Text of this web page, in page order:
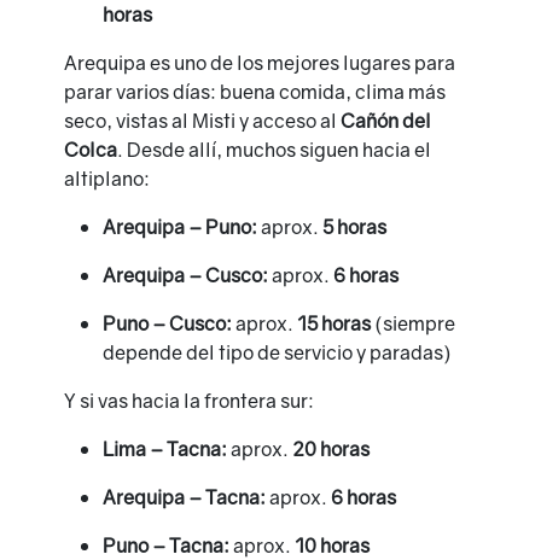
horas
Arequipa es uno de los mejores lugares para
parar varios días: buena comida, clima más
seco, vistas al Misti y acceso al Cañón del
Colca. Desde allí, muchos siguen hacia el
altiplano:
Arequipa – Puno: aprox. 5 horas
Arequipa – Cusco: aprox. 6 horas
Puno – Cusco: aprox. 15 horas(siempre
depende del tipo de servicio y paradas)
Y si vas hacia la frontera sur:
Lima – Tacna: aprox. 20 horas
Arequipa – Tacna: aprox. 6 horas
Puno – Tacna: aprox. 10 horas